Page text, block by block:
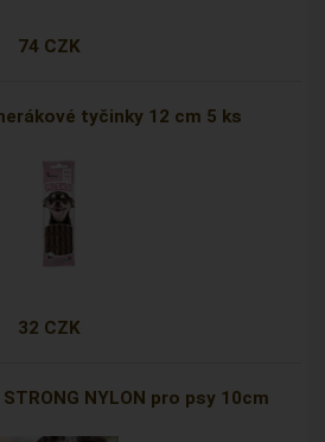
74 CZK
tyčinky 12 cm 5 ks
32 CZK
NYLON pro psy 10cm